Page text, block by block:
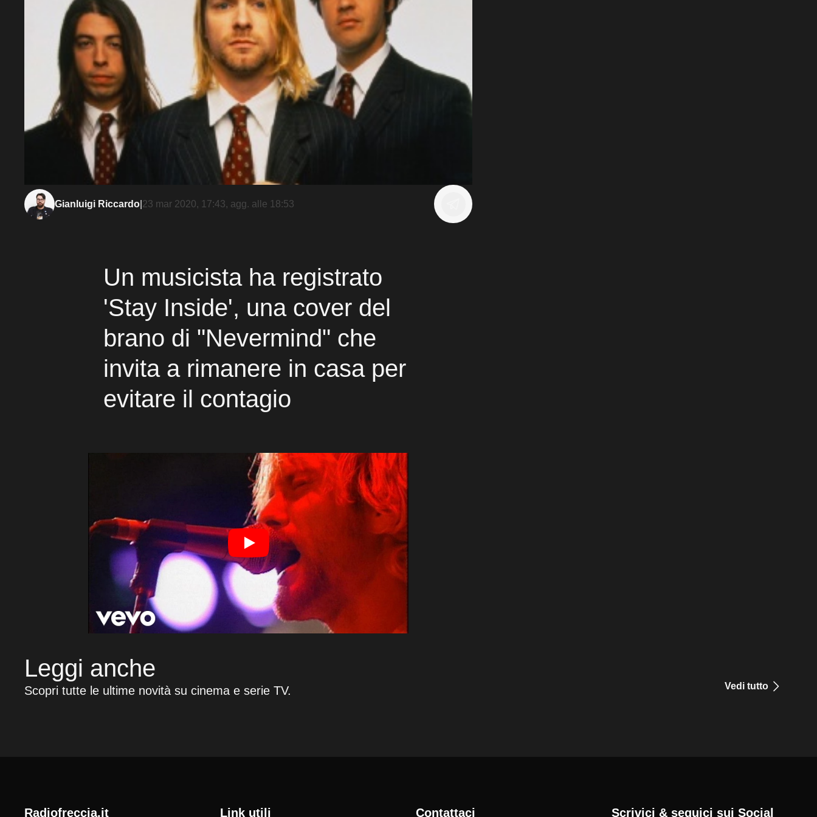
Gianluigi Riccardo 23 mar 2020, 17:43, agg. alle 18:53
Un musicista ha registrato
'Stay Inside', una cover del
brano di "Nevermind" che
invita a rimanere in casa per
evitare il contagio
Leggi anche
Scopri tutte le ultime novità su cinema e serie TV. Vedi tutto
radiofreccia.it Link utili Contattaci Scrivici & seguici sui Social